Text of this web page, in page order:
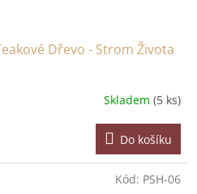
Dřevo - Strom Života
Skladem (5 ks)
Do košíku
Kód: PSH-06